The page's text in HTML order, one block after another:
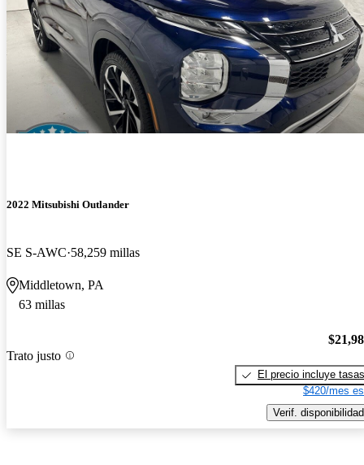
2022 Mitsubishi Outlander
SE S-AWC 58,259 millas
Middletown, PA
63 millas
Trato justo
El precio incluye tasas
$420/mes
Verif. disponibilidad